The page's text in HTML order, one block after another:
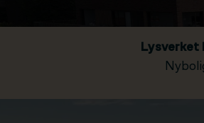
Lysverket